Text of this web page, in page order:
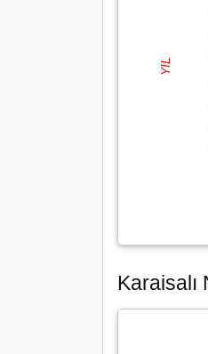
YIL
Karaisalı